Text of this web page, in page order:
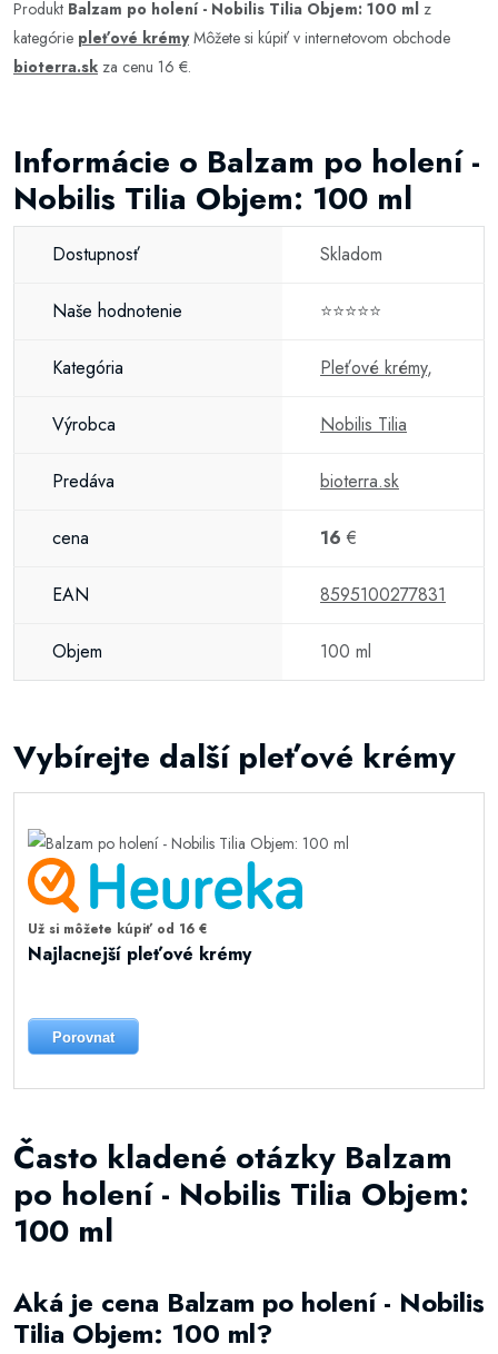
Produkt Balzam po holení - Nobilis Tilia Objem: 100 ml z
kategórie pleťové krémyMôžete si kúpiť v internetovom obchode
bioterra.sk za cenu 16 €.
Informácie o Balzam po holení -
Nobilis Tilia Objem: 100 ml
Dostupnosť Skladom
Naše hodnotenie ⭐⭐⭐⭐⭐
Kategória Pleťové krémy,
Výrobca Nobilis Tilia
Predáva bioterra.sk
cena 16 €
EAN 8595100277831
Objem 100 ml
Vybírejte další pleťové krémy
Už si môžete kúpiť od 16 €
Najlacnejší pleťové krémy
Porovnat
Často kladené otázky Balzam
po holení - Nobilis Tilia Objem:
100 ml
Aká je cena Balzam po holení - Nobilis
Tilia Objem: 100 ml?